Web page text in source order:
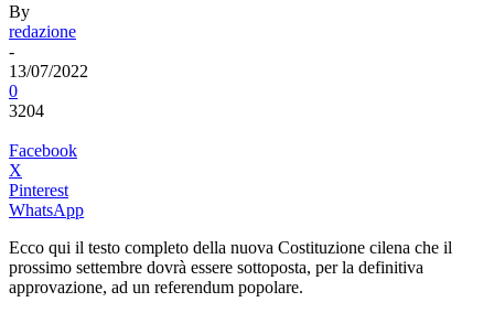
By
redazione
-
13/07/2022
0
3204
Facebook
X
Pinterest
WhatsApp
Ecco qui il testo completo della nuova Costituzione cilena che il
prossimo settembre dovrà essere sottoposta, per la definitiva
approvazione, ad un referendum popolare.